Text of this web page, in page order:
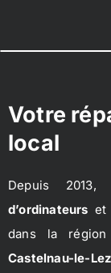
Votre
local
Depuis
d’ordinateurs et
dans la
Castelnau-le-Lez